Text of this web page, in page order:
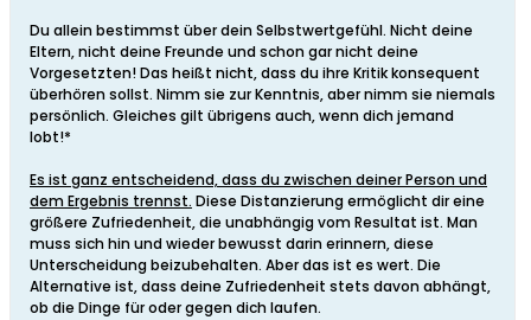
Du allein bestimmst über dein Selbstwertgefühl. Nicht deine
Eltern, nicht deine Freunde und schon gar nicht deine
Vorgesetzten! Das heißt nicht, dass du ihre Kritik konsequent
überhören sollst. Nimm sie zur Kenntnis, aber nimm sie niemals
persönlich. Gleiches gilt übrigens auch, wenn dich jemand
lobt!*
Es ist ganz entscheidend, dass du zwischen deiner Person und
dem Ergebnis trennst. Diese Distanzierung ermöglicht dir eine
größere Zufriedenheit, die unabhängig vom Resultat ist. Man
muss sich hin und wieder bewusst darin erinnern, diese
Unterscheidung beizubehalten. Aber das ist es wert. Die
Alternative ist, dass deine Zufriedenheit stets davon abhängt,
ob die Dinge für oder gegen dich laufen.